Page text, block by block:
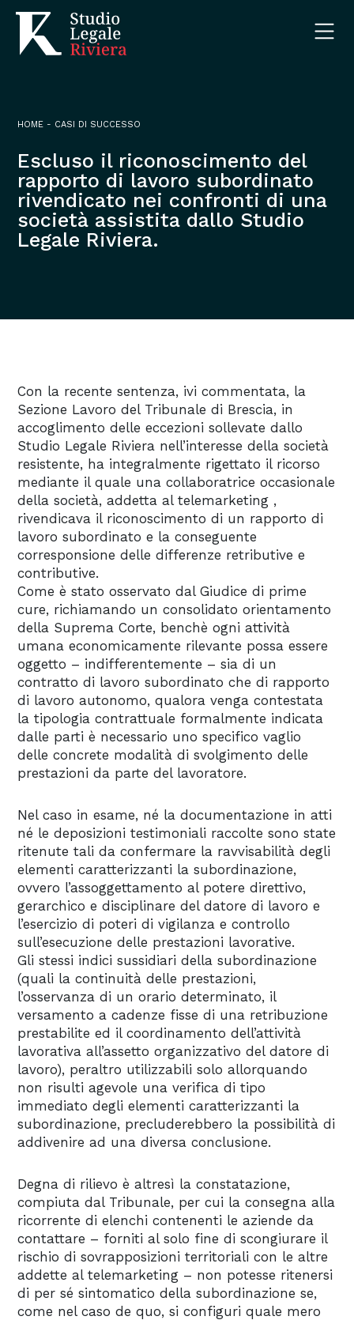
HOME - CASI DI SUCCESSO
Escluso il riconoscimento del
rapporto di lavoro subordinato
rivendicato nei confronti di una
società assistita dallo Studio
Legale Riviera.
Con la recente sentenza, ivi commentata, la
Sezione Lavoro del Tribunale di Brescia, in
accoglimento delle eccezioni sollevate dallo
Studio Legale Riviera nell’interesse della società
resistente, ha integralmente rigettato il ricorso
mediante il quale una collaboratrice occasionale
della società, addetta al telemarketing ,
rivendicava il riconoscimento di un rapporto di
lavoro subordinato e la conseguente
corresponsione delle differenze retributive e
contributive.
Come è stato osservato dal Giudice di prime
cure, richiamando un consolidato orientamento
della Suprema Corte, benchè ogni attività
umana economicamente rilevante possa essere
oggetto – indifferentemente – sia di un
contratto di lavoro subordinato che di rapporto
di lavoro autonomo, qualora venga contestata
la tipologia contrattuale formalmente indicata
dalle parti è necessario uno specifico vaglio
delle concrete modalità di svolgimento delle
prestazioni da parte del lavoratore.
Nel caso in esame, né la documentazione in atti
né le deposizioni testimoniali raccolte sono state
ritenute tali da confermare la ravvisabilità degli
elementi caratterizzanti la subordinazione,
ovvero l’assoggettamento al potere direttivo,
gerarchico e disciplinare del datore di lavoro e
l’esercizio di poteri di vigilanza e controllo
sull’esecuzione delle prestazioni lavorative.
Gli stessi indici sussidiari della subordinazione
(quali la continuità delle prestazioni,
l’osservanza di un orario determinato, il
versamento a cadenze fisse di una retribuzione
prestabilite ed il coordinamento dell’attività
lavorativa all’assetto organizzativo del datore di
lavoro), peraltro utilizzabili solo allorquando
non risulti agevole una verifica di tipo
immediato degli elementi caratterizzanti la
subordinazione, precluderebbero la possibilità di
addivenire ad una diversa conclusione.
Degna di rilievo è altresì la constatazione,
compiuta dal Tribunale, per cui la consegna alla
ricorrente di elenchi contenenti le aziende da
contattare – forniti al solo fine di scongiurare il
rischio di sovrapposizioni territoriali con le altre
addette al telemarketing – non potesse ritenersi
di per sé sintomatico della subordinazione se,
come nel caso de quo, si configuri quale mero